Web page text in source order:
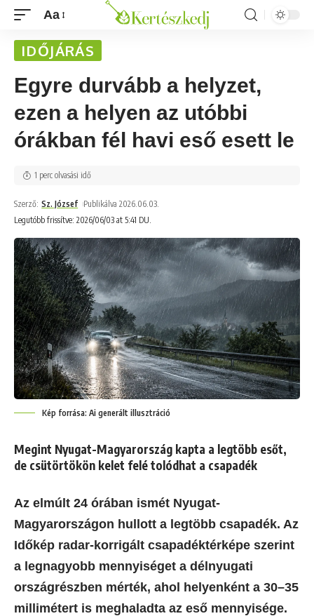
Aa
IDŐJÁRÁS
Egyre durvább a helyzet,
ezen a helyen az utóbbi
órákban fél havi eső esett le
Legutóbb frissítve: 2026/06/03 at 5:41 DU.
Szerző: Sz. József Publikálva 2026.06.03.
1 perc olvasási idő
Kép forrása: Ai generált illusztráció
Megint Nyugat-Magyarország kapta a legtöbb esőt,
de csütörtökön kelet felé tolódhat a csapadék
Az elmúlt 24 órában ismét Nyugat-
Magyarországon hullott a legtöbb csapadék. Az
Időkép radar-korrigált csapadéktérképe szerint
a legnagyobb mennyiséget a délnyugati
országrészben mérték, ahol helyenként a 30–35
millimétert is meghaladta az eső mennyisége.